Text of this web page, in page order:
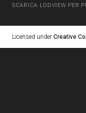
SCARICA LODVIEW PER
Licensed under Creative